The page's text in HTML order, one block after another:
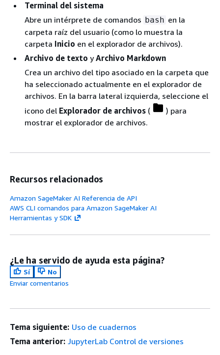
Terminal del sistema
Abre un intérprete de comandos bash en la
carpeta raíz del usuario (como lo muestra la
carpeta Inicio en el explorador de archivos).
Archivo de texto yArchivo Markdown
Crea un archivo del tipo asociado en la carpeta que
ha seleccionado actualmente en el explorador de
archivos. En la barra lateral izquierda, seleccione el
icono del Explorador de archivos (
) para
mostrar el explorador de archivos.
Recursos relacionados
Amazon SageMaker AI Referencia de API
AWS CLI comandos para Amazon SageMaker AI
Herramientas y SDK
¿Le ha servido de ayuda esta página?
Sí
No
Enviar comentarios
Tema siguiente: Uso de cuadernos
Tema anterior: JupyterLab Control de versiones